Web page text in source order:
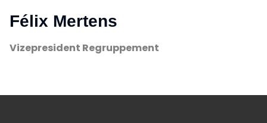
Félix Mertens
Vizepresident Regruppement